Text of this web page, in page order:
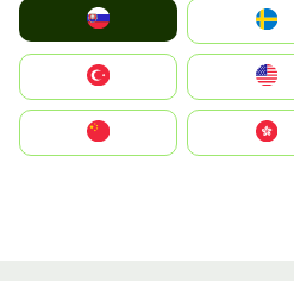
United States
中國香港特別行政區